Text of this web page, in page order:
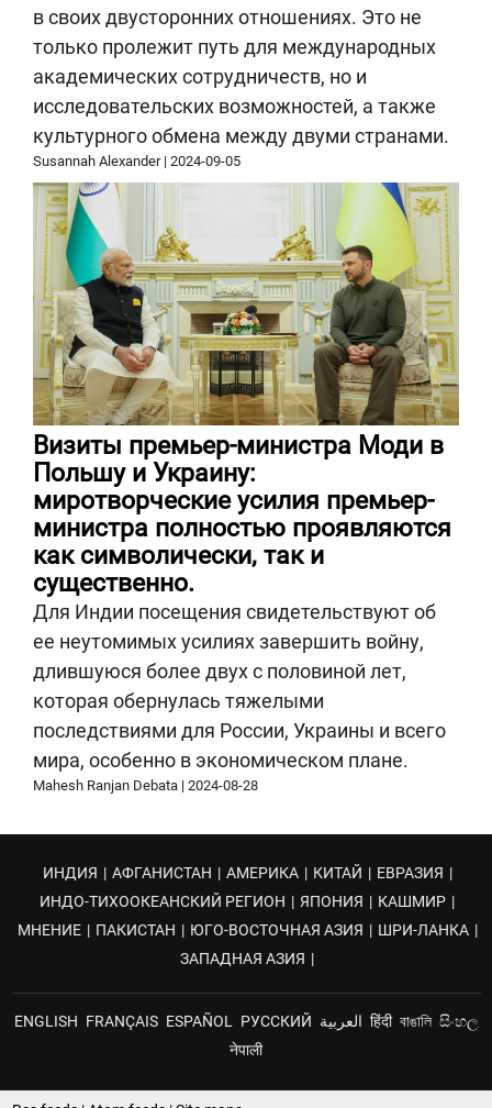
в своих двусторонних отношениях. Это не
только пролежит путь для международных
академических сотрудничеств, но и
исследовательских возможностей, а также
культурного обмена между двуми странами.
Susannah Alexander| 2024-09-05
Визиты премьер-министра Моди в
Польшу и Украину:
миротворческие усилия премьер-
министра полностью проявляются
как символически, так и
существенно.
Для Индии посещения свидетельствуют об
ее неутомимых усилиях завершить войну,
длившуюся более двух с половиной лет,
которая обернулась тяжелыми
последствиями для России, Украины и всего
мира, особенно в экономическом плане.
Mahesh Ranjan Debata| 2024-08-28
ИНДИЯ | АФГАНИСТАН | АМЕРИКА | КИТАЙ | ЕВРАЗИЯ |
ИНДО-ТИХООКЕАНСКИЙ РЕГИОН | ЯПОНИЯ | КАШМИР |
МНЕНИЕ | ПАКИСТАН | ЮГО-ВОСТОЧНАЯ АЗИЯ | ШРИ-ЛАНКА |
ЗАПАДНАЯ АЗИЯ |
ENGLISH FRANÇAIS ESPAÑOL РУССКИЙ العربية हिंदी বাঙালি සිංහල
नेपाली